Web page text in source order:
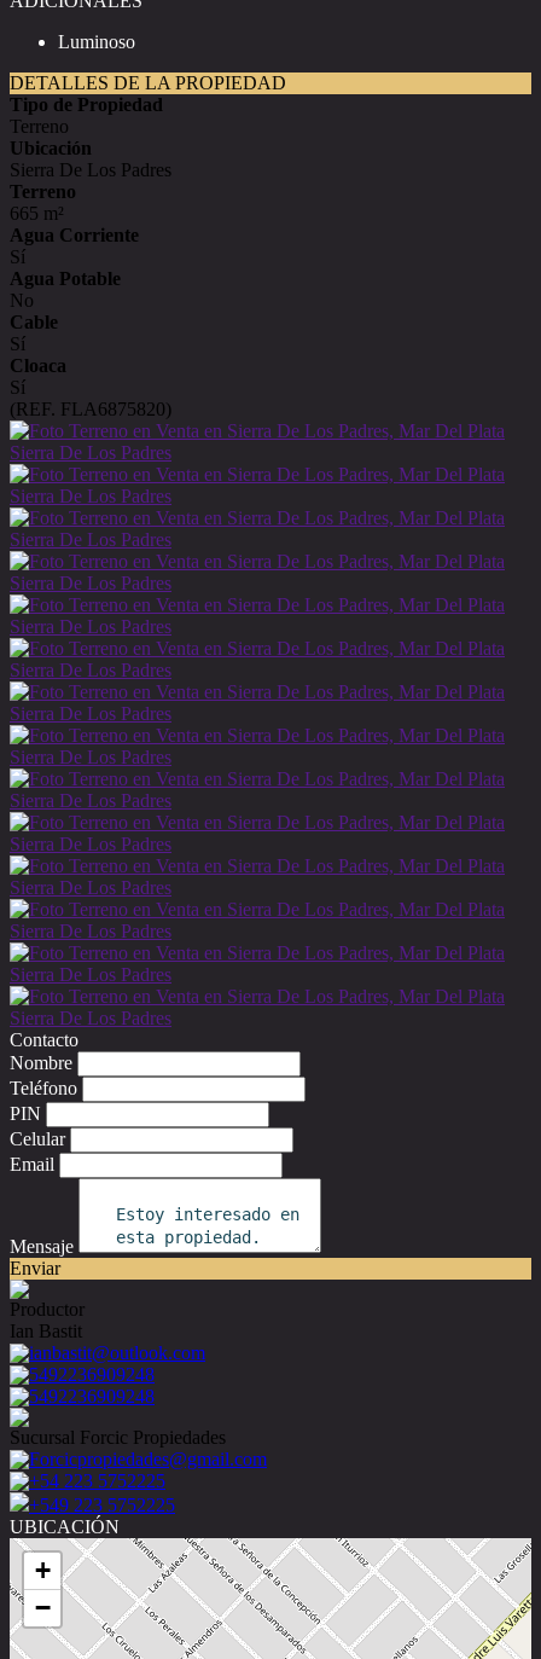
Luminoso
DETALLES DE LA PROPIEDAD
Tipo de Propiedad
Terreno
Ubicación
Sierra De Los Padres
Terreno
665 m²
Agua Corriente
Sí
Agua Potable
No
Cable
Sí
Cloaca
Sí
(REF. FLA6875820)
Contacto
Nombre
Teléfono
PIN
Celular
Email
Mensaje
Enviar
Productor
Ian Bastit
ianbastit@outlook.com
5492236909248
5492236909248
Sucursal Forcic Propiedades
Forcicpropiedades@gmail.com
+54 223 5752225
+549 223 5752225
UBICACIÓN
+
−